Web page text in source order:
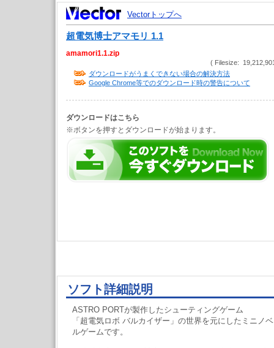
Vectorトップへ
超電気博士アマモリ 1.1
amamori1.1.zip
( Filesize:
ダウンロードがうまくできない場合の解決方法
Google Chrome等でのダウンロード時の警告について
ダウンロードはこちら
※ボタンを押すとダウンロードが始まります。
ソフト詳細説明
ASTRO PORTが製作したシューティングゲーム
「超電気ロボ バルカイザー」の世界を元にしたミニノベ
ルゲームです。